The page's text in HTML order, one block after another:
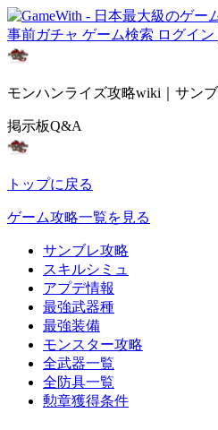
事前ガチャ ゲーム検索 ログイン
モンハンライズ攻略wiki｜サン
掲示板Q&A
トップに戻る
ゲーム攻略一覧を見る
サンブレ攻略
スキルシミュ
アプデ情報
最強武器種
最強装備
モンスター攻略
全武器一覧
全防具一覧
勲章獲得条件